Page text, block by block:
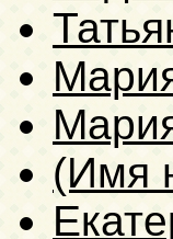
(Имя